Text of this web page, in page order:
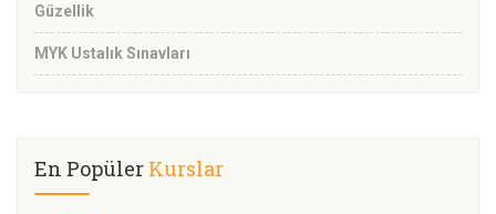
Güzellik
MYK Ustalık Sınavları
En Popüler Kurslar